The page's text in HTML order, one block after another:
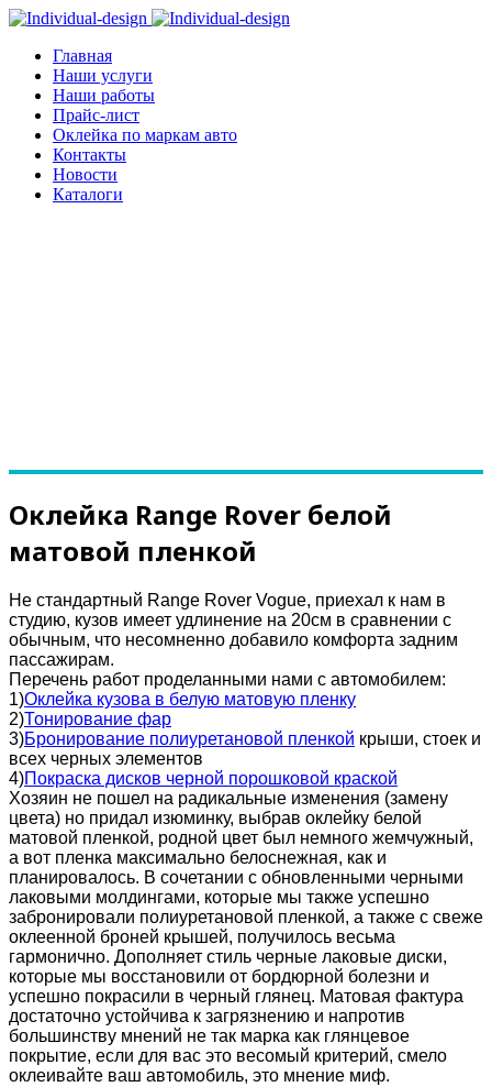
Главная
Наши услуги
Наши работы
Прайс-лист
Оклейка по маркам авто
Контакты
Новости
Каталоги
Оклейка Range Rover белой
матовой пленкой
Не стандартный Range Rover Vogue, приехал к нам в
студию, кузов имеет удлинение на 20см в сравнении с
обычным, что несомненно добавило комфорта задним
пассажирам.
Перечень работ проделанными нами с автомобилем:
1)Оклейка кузова в белую матовую пленку
2)Тонирование фар
3)Бронирование полиуретановой пленкой крыши, стоек и
всех черных элементов
4)Покраска дисков черной порошковой краской
Хозяин не пошел на радикальные изменения (замену
цвета) но придал изюминку, выбрав оклейку белой
матовой пленкой, родной цвет был немного жемчужный,
а вот пленка максимально белоснежная, как и
планировалось. В сочетании с обновленными черными
лаковыми молдингами, которые мы также успешно
забронировали полиуретановой пленкой, а также с свеже
оклеенной броней крышей, получилось весьма
гармонично. Дополняет стиль черные лаковые диски,
которые мы восстановили от бордюрной болезни и
успешно покрасили в черный глянец. Матовая фактура
достаточно устойчива к загрязнению и напротив
большинству мнений не так марка как глянцевое
покрытие, если для вас это весомый критерий, смело
оклеивайте ваш автомобиль, это мнение миф.